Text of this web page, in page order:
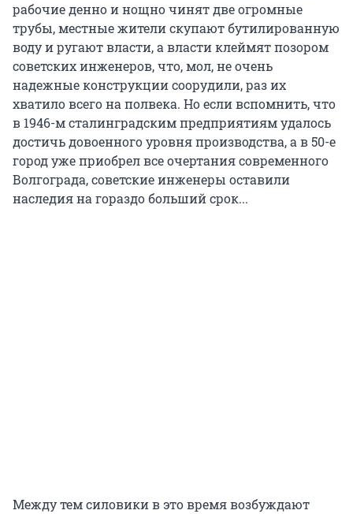
рабочие денно и нощно чинят две огромные
трубы, местные жители скупают бутилированную
воду и ругают власти, а власти клеймят позором
советских инженеров, что, мол, не очень
надежные конструкции соорудили, раз их
хватило всего на полвека. Но если вспомнить, что
в 1946-м сталинградским предприятиям удалось
достичь довоенного уровня производства, а в 50-е
город уже приобрел все очертания современного
Волгограда, советские инженеры оставили
наследия на гораздо больший срок...
Между тем силовики в это время возбуждают